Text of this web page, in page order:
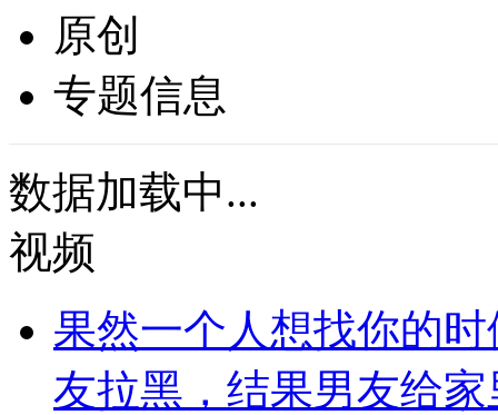
原创
专题信息
数据加载中...
视频
果然一个人想找你的
友拉黑，结果男友给